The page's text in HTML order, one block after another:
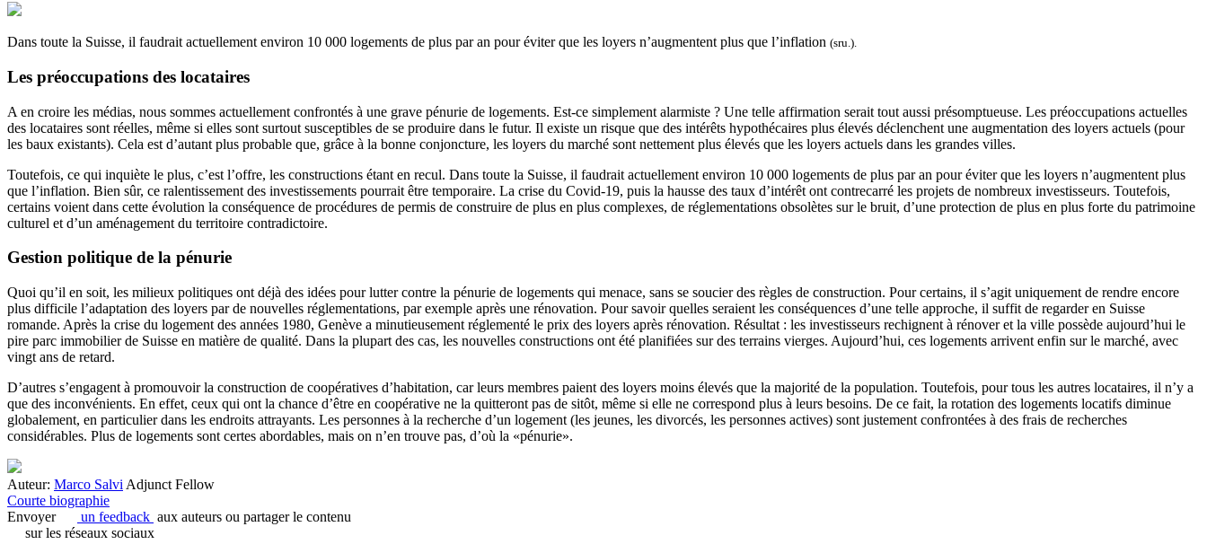
Dans toute la Suisse, il faudrait actuellement environ 10 000 logements de plus par an pour éviter que les loyers n’augmentent plus que l’inflation (sru.).
Les préoccupations des locataires
A en croire les médias, nous sommes actuellement confrontés à une grave pénurie de logements. Est-ce simplement alarmiste ? Une telle affirmation serait tout aussi présomptueuse. Les préoccupations actuelles
des locataires sont réelles, même si elles sont surtout susceptibles de se produire dans le futur. Il existe un risque que des intérêts hypothécaires plus élevés déclenchent une augmentation des loyers actuels (pour
les baux existants). Cela est d’autant plus probable que, grâce à la bonne conjoncture, les loyers du marché sont nettement plus élevés que les loyers actuels dans les grandes villes.
Toutefois, ce qui inquiète le plus, c’est l’offre, les constructions étant en recul. Dans toute la Suisse, il faudrait actuellement environ 10 000 logements de plus par an pour éviter que les loyers n’augmentent plus
que l’inflation. Bien sûr, ce ralentissement des investissements pourrait être temporaire. La crise du Covid-19, puis la hausse des taux d’intérêt ont contrecarré les projets de nombreux investisseurs. Toutefois,
certains voient dans cette évolution la conséquence de procédures de permis de construire de plus en plus complexes, de réglementations obsolètes sur le bruit, d’une protection de plus en plus forte du patrimoine
culturel et d’un aménagement du territoire contradictoire.
Gestion politique de la pénurie
Quoi qu’il en soit, les milieux politiques ont déjà des idées pour lutter contre la pénurie de logements qui menace, sans se soucier des règles de construction. Pour certains, il s’agit uniquement de rendre encore
plus difficile l’adaptation des loyers par de nouvelles réglementations, par exemple après une rénovation. Pour savoir quelles seraient les conséquences d’une telle approche, il suffit de regarder en Suisse
romande. Après la crise du logement des années 1980, Genève a minutieusement réglementé le prix des loyers après rénovation. Résultat : les investisseurs rechignent à rénover et la ville possède aujourd’hui le
pire parc immobilier de Suisse en matière de qualité. Dans la plupart des cas, les nouvelles constructions ont été planifiées sur des terrains vierges. Aujourd’hui, ces logements arrivent enfin sur le marché, avec
vingt ans de retard.
D’autres s’engagent à promouvoir la construction de coopératives d’habitation, car leurs membres paient des loyers moins élevés que la majorité de la population. Toutefois, pour tous les autres locataires, il n’y a
que des inconvénients. En effet, ceux qui ont la chance d’être en coopérative ne la quitteront pas de sitôt, même si elle ne correspond plus à leurs besoins. De ce fait, la rotation des logements locatifs diminue
globalement, en particulier dans les endroits attrayants. Les personnes à la recherche d’un logement (les jeunes, les divorcés, les personnes actives) sont justement confrontées à des frais de recherches
considérables. Plus de logements sont certes abordables, mais on n’en trouve pas, d’où la «pénurie».
Auteur: Marco Salvi Adjunct Fellow
Courte biographie
Envoyer
un feedback aux auteurs ou partager le contenu
sur les réseaux sociaux